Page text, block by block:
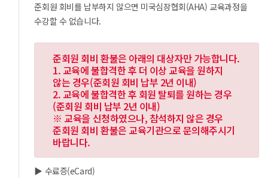
준회원 회비를 납부하지 않으면 미국심장협회(AHA) 교육과정을
수강할 수 없습니다.
준회원 회비 환불은 아래의 대상자만 가능합니다.
1. 교육에 불합격한 후 더 이상 교육을 원하지
않는 경우(준회원 회비 납부 2년 이내)
2. 교육에 불합격한 후 회원 탈퇴를 원하는 경우
(준회원 회비 납부 2년 이내)
※ 교육을 신청하였으나, 참석하지 않은 경우
준회원 회비 환불은 교육기관으로 문의해주시기
바랍니다.
▶ 수료증(eCard)